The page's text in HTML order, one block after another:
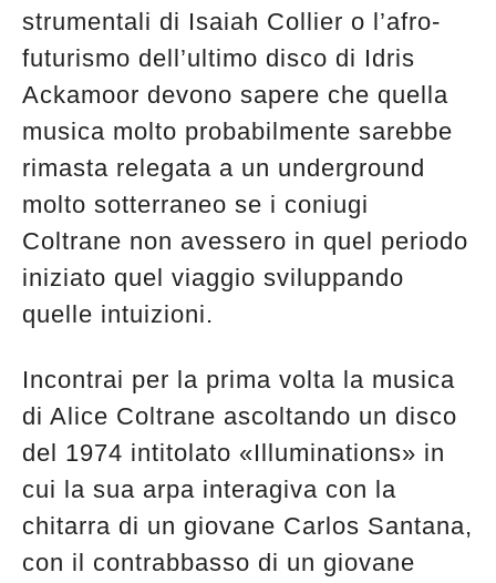
strumentali di Isaiah Collier o l’afro-
futurismo dell’ultimo disco di Idris
Ackamoor devono sapere che quella
musica molto probabilmente sarebbe
rimasta relegata a un underground
molto sotterraneo se i coniugi
Coltrane non avessero in quel periodo
iniziato quel viaggio sviluppando
quelle intuizioni.
Incontrai per la prima volta la musica
di Alice Coltrane ascoltando un disco
del 1974 intitolato «Illuminations» in
cui la sua arpa interagiva con la
chitarra di un giovane Carlos Santana,
con il contrabbasso di un giovane